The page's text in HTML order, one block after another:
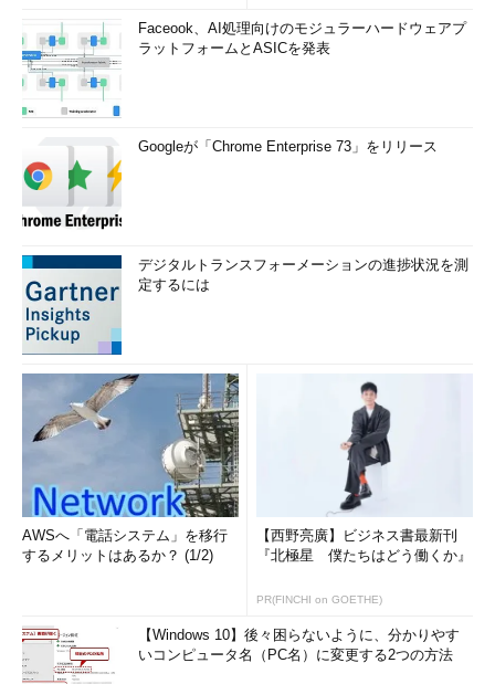
Faceook、AI処理向けのモジュラーハードウェアプ
ラットフォームとASICを発表
Googleが「Chrome Enterprise 73」をリリース
デジタルトランスフォーメーションの進捗状況を測
定するには
AWSへ「電話システム」を移行
するメリットはあるか？ (1/2)
【西野亮廣】ビジネス書最新刊
『北極星 僕たちはどう働くか』
PR(FINCHI on GOETHE)
【Windows 10】後々困らないように、分かりやす
いコンピュータ名（PC名）に変更する2つの方法